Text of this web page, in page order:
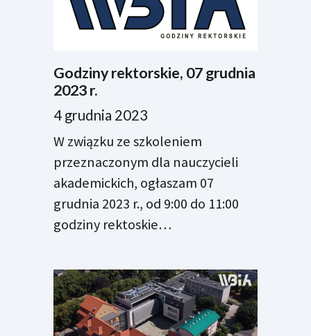
Godziny rektorskie, 07 grudnia
2023 r.
4 grudnia 2023
W związku ze szkoleniem
przeznaczonym dla nauczycieli
akademickich, ogłaszam 07
grudnia 2023 r., od 9:00 do 11:00
godziny rektoskie…